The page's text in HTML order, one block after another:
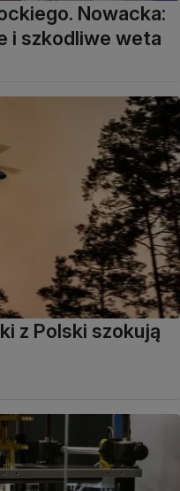
Nowacka:
i szkodliwe weta
z Polski szokują